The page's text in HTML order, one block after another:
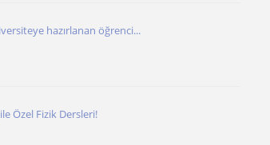
hazırlanan öğrenci...
Özel Fizik Dersleri!